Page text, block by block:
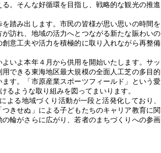
。そんな好循環を目指し、戦略的な観光の推進
踏み出します。市民の皆様が思い思いの時間を
訪れ、地域の活力へとつながる新たな賑わいの
意工夫や活力を積極的に取り入れながら再整備
いよ本年４月から供用を開始いたします。サッ
できる東海地区最大規模の全面人工芝の多目的
す。「市原産業スポーツフィールド」という愛
るような取り組みを図ってまいります。
る地域づくり活動が一段と活発化しており、
きせぬ」による子どもたちのキャリア教育に関
輪がさらに広がり、若者のまちづくりへの参画